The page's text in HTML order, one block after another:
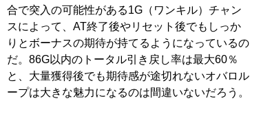
合で突入の可能性がある1G（ワンキル）チャン
スによって、AT終了後やリセット後でもしっか
りとボーナスの期待が持てるようになっているの
だ。86G以内のトータル引き戻し率は最大60％
と、大量獲得後でも期待感が途切れないオバロル
ープは大きな魅力になるのは間違いないだろう。